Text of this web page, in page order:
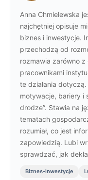
Anna Chmielewska
najchętniej opisuje
biznes i inwestycje.
przechodzą od
rozmawia zarówno
pracownikami
te działania
motywacje, bariery i
drodze”. Stawia na
tematach
rozumiał, co jest
zapowiedzią. Lubi
sprawdzać, jak
Biznes-inwestycje